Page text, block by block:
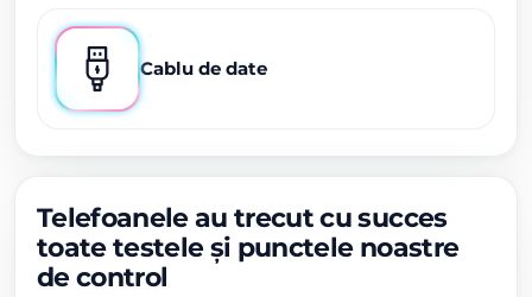
Cablu de date
Telefoanele au trecut cu succes
toate testele și punctele noastre
de control